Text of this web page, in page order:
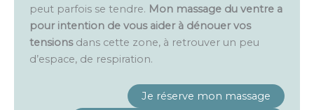
peut parfois se tendre. Mon massage du ventre a
pour intention de vous aider à dénouer vos
tensionsdans cette zone, à retrouver un peu
d’espace, de respiration.
Je réserve mon massage